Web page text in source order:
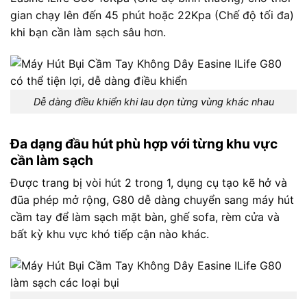
gian chạy lên đến 45 phút hoặc 22Kpa (Chế độ tối đa)
khi bạn cần làm sạch sâu hơn.
Dễ dàng điều khiển khi lau dọn từng vùng khác nhau
Đa dạng đầu hút phù hợp với từng khu vực
cần làm sạch
Được trang bị vòi hút 2 trong 1, dụng cụ tạo kẽ hở và
đũa phép mở rộng, G80 dễ dàng chuyển sang máy hút
cầm tay để làm sạch mặt bàn, ghế sofa, rèm cửa và
bất kỳ khu vực khó tiếp cận nào khác.